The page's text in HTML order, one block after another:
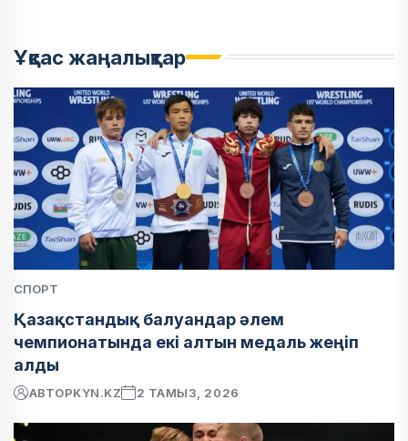
Ұқсас жаңалықтар
СПОРТ
Қазақстандық балуандар әлем
чемпионатында екі алтын медаль жеңіп
алды
АВТОРKYN.KZ 2 ТАМЫЗ, 2026